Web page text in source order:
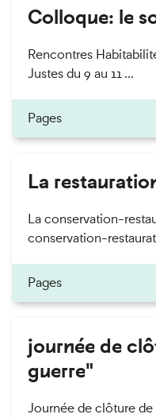
Colloque: le
Rencontres
Justes du 9 au 11 ...
Pages
La
La conservation-
conservation-
Pages
journée de
guerre"
Journée de clôture de